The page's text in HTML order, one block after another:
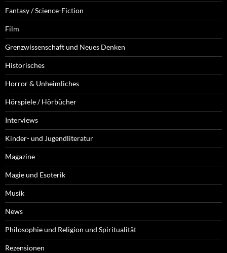
Fantasy / Science-Fiction
Film
Grenzwissenschaft und Neues Denken
Historisches
Horror & Unheimliches
Hörspiele / Hörbücher
Interviews
Kinder- und Jugendliteratur
Magazine
Magie und Esoterik
Musik
News
Philosophie und Religion und Spiritualität
Rezensionen